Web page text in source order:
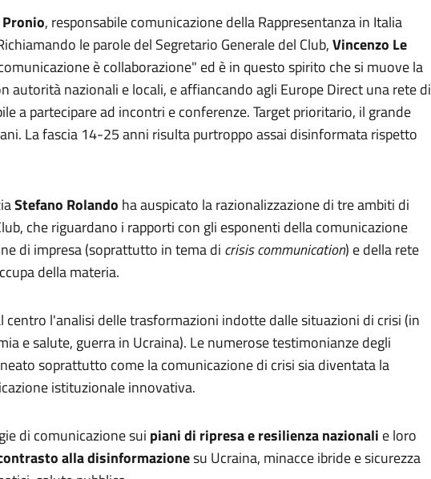
, responsabile comunicazione della Rappresentanza in Italia
le parole del Segretario Generale del Club,Vincenzo Le
è collaborazione" ed è in questo spirito che si muove la
autorità nazionali e locali, e affiancando agli Europe Direct una rete di
a partecipare ad incontri e conferenze. Target prioritario, il grande
La fascia 14-25 anni risulta purtroppo assai disinformata rispetto
Stefano Rolando ha auspicato la razionalizzazione di tre ambiti di
che riguardano i rapporti con gli esponenti della comunicazione
di impresa (soprattutto in tema di crisis communication) e della rete
della materia.
centro l'analisi delle trasformazioni indotte dalle situazioni di crisi (in
e salute, guerra in Ucraina). Le numerose testimonianze degli
soprattutto come la comunicazione di crisi sia diventata la
istituzionale innovativa.
di comunicazione sui piani di ripresa e resilienza nazionali e loro
alla disinformazionesu Ucraina, minacce ibride e sicurezza